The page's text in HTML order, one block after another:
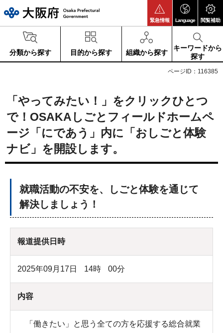
緊急情報 Language 閲覧補助
分類から探す 目的から探す 組織から探す
キーワードから
探す
ページID：116385
「やってみたい！」をクリックひとつ
で！OSAKAしごとフィールドホームペ
ージ「にであう」内に「おしごと体験
ナビ」を開設します。
就職活動の不安を、しごと体験を通じて
解決しましょう！
報道提供日時
2025年09月17日 14時 00分
内容
「働きたい」と思う全ての方を応援する総合就業